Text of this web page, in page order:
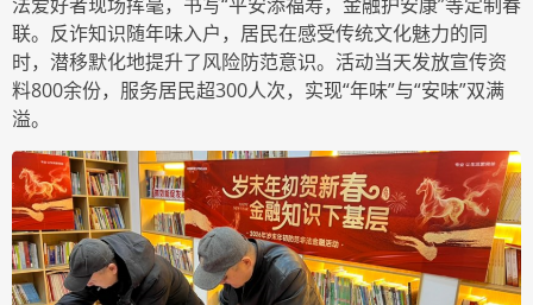
联。反诈知识随年味入户，居民在感受传统文化魅力的同
时，潜移默化地提升了风险防范意识。活动当天发放宣传资
料800余份，服务居民超300人次，实现“年味”与“安味”双满
溢。